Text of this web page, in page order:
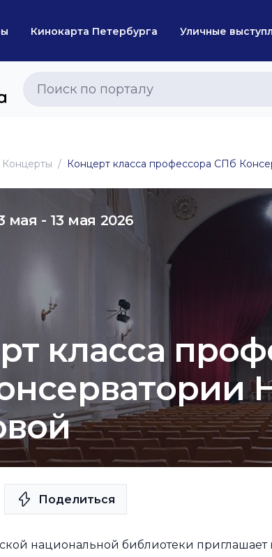
Кинокарта Петербурга Уличные
Концерты Концерт класса профессора СПб
мая - 13 мая 2026
класса
Поделиться
национальной библиотеки приглашает